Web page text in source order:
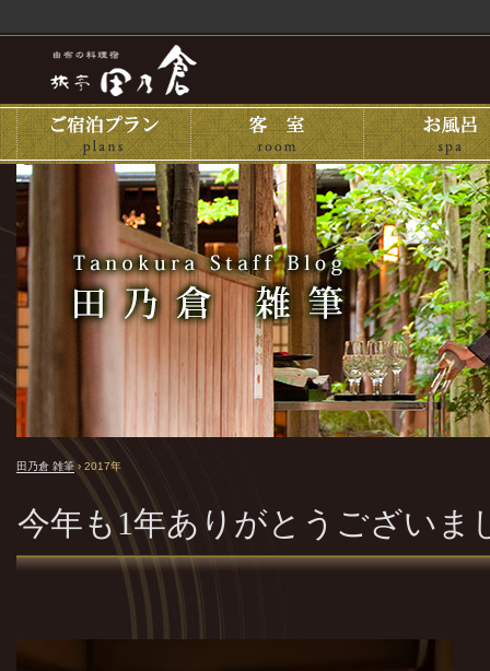
田乃倉 雑筆 › 2017年
今年も1年ありがとうございま